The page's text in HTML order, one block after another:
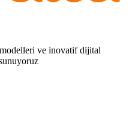
ve inovatif dijital